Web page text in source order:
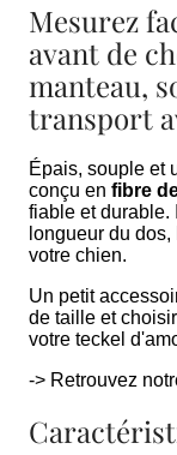
Mesurez
avant de
manteau,
transport
Épais, souple et
conçu en fibre
fiable et durable.
longueur du
votre chien.
Un petit
de taille et
votre teckel
-> Retrouvez